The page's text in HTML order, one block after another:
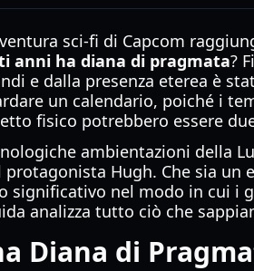
sci-fi di Capcom
anni ha diana di pragmata?
e dalla presenza eterea è
un calendario, poiché i
fisico potrebbero essere
ambientazioni della
protagonista Hugh. Che sia
significativo nel modo in cui i
analizza tutto ciò che
Diana di